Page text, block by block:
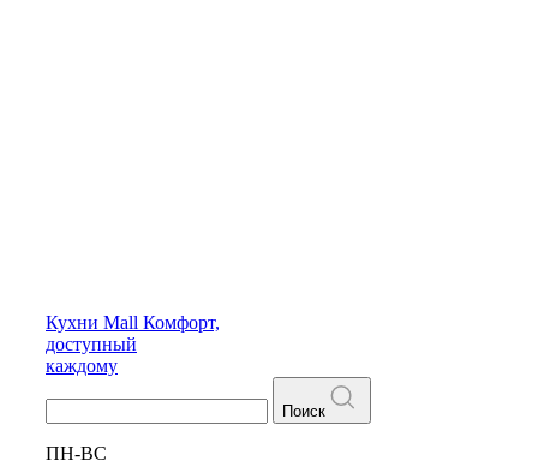
Кухни Mall Комфорт,
доступный
каждому
Поиск
ПН-ВС